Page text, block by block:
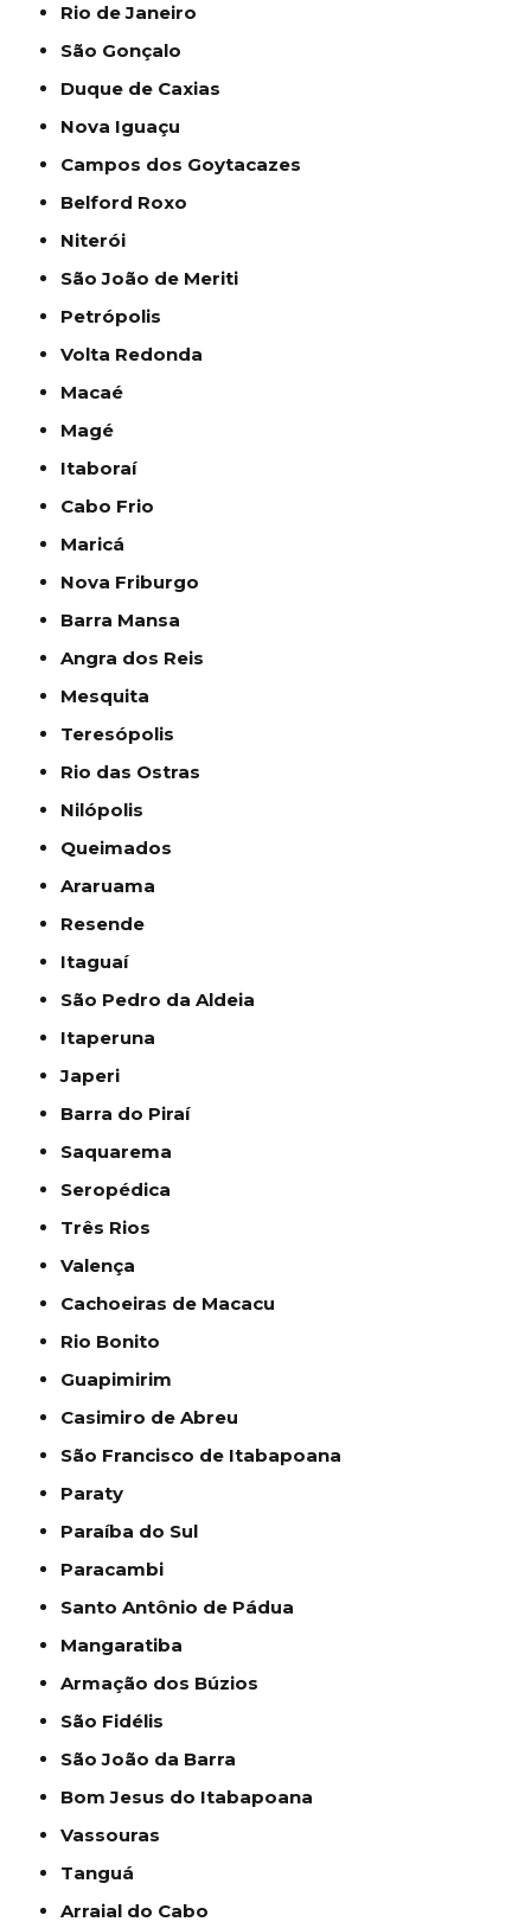
Rio de Janeiro
São Gonçalo
Duque de Caxias
Nova Iguaçu
Campos dos Goytacazes
Belford Roxo
Niterói
São João de Meriti
Petrópolis
Volta Redonda
Macaé
Magé
Itaboraí
Cabo Frio
Maricá
Nova Friburgo
Barra Mansa
Angra dos Reis
Mesquita
Teresópolis
Rio das Ostras
Nilópolis
Queimados
Araruama
Resende
Itaguaí
São Pedro da Aldeia
Itaperuna
Japeri
Barra do Piraí
Saquarema
Seropédica
Três Rios
Valença
Cachoeiras de Macacu
Rio Bonito
Guapimirim
Casimiro de Abreu
São Francisco de Itabapoana
Paraty
Paraíba do Sul
Paracambi
Santo Antônio de Pádua
Mangaratiba
Armação dos Búzios
São Fidélis
São João da Barra
Bom Jesus do Itabapoana
Vassouras
Tanguá
Arraial do Cabo